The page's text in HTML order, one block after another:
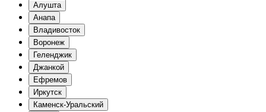
Алушта
Анапа
Владивосток
Воронеж
Геленджик
Джанкой
Ефремов
Иркутск
Каменск-Уральский